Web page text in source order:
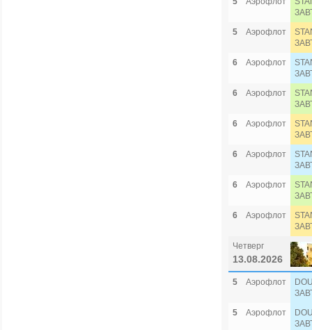
5
Аэрофлот
6
Аэрофлот
6
Аэрофлот
6
Аэрофлот
6
Аэрофлот
6
Аэрофлот
6
Аэрофлот
Четверг
13.08.2026
5 Аэрофлот
5
Аэрофлот